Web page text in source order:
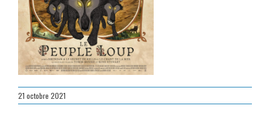
21 octobre 2021